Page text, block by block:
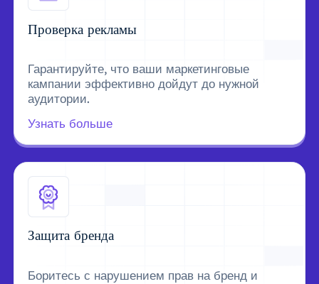
Проверка рекламы
Гарантируйте, что ваши маркетинговые
кампании эффективно дойдут до нужной
аудитории.
Узнать больше
Защита бренда
Боритесь с нарушением прав на бренд и